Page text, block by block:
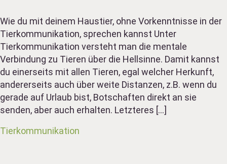
Wie du mit deinem Haustier, ohne Vorkenntnisse in der
Tierkommunikation, sprechen kannst Unter
Tierkommunikation versteht man die mentale
Verbindung zu Tieren über die Hellsinne. Damit kannst
du einerseits mit allen Tieren, egal welcher Herkunft,
andererseits auch über weite Distanzen, z.B. wenn du
gerade auf Urlaub bist, Botschaften direkt an sie
senden, aber auch erhalten. Letzteres […]
Tierkommunikation